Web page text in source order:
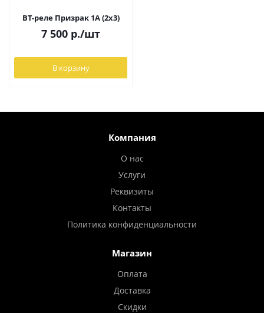
BT-реле Призрак 1A (2x3)
7 500 р./шт
В корзину
Компания
О нас
Услуги
Реквизиты
Контакты
Политика конфиденциальности
Магазин
Оплата
Доставка
Скидки